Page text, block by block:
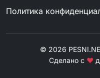
Политика
© 2026
Сделано с ❤